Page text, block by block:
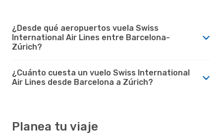
¿Desde qué aeropuertos vuela Swiss
International Air Lines entre Barcelona-
Zúrich?
¿Cuánto cuesta un vuelo Swiss International
Air Lines desde Barcelona a Zúrich?
Planea tu viaje